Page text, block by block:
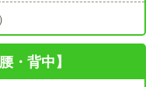
・背中】